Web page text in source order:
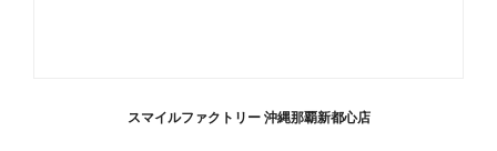
スマイルファクトリー 沖縄那覇新都心店